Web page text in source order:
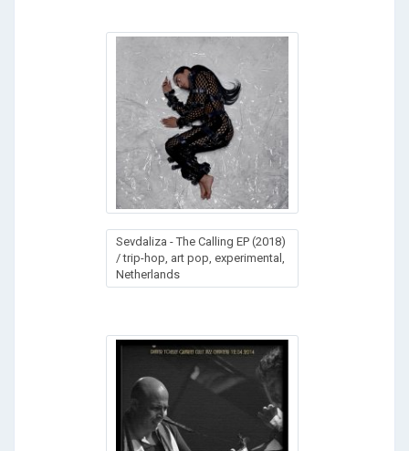
Sevdaliza - The Calling EP (2018)
/ trip-hop, art pop, experimental,
Netherlands